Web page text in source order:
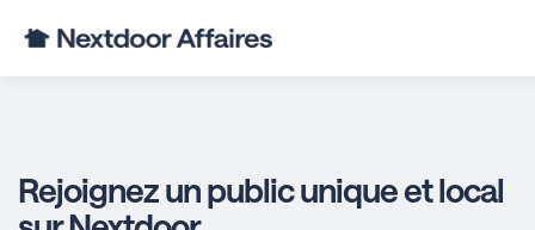
Rejoignez un public unique et local